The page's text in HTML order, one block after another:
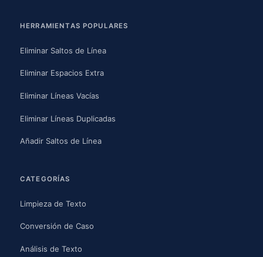
HERRAMIENTAS POPULARES
Eliminar Saltos de Línea
Eliminar Espacios Extra
Eliminar Líneas Vacías
Eliminar Líneas Duplicadas
Añadir Saltos de Línea
CATEGORÍAS
Limpieza de Texto
Conversión de Caso
Análisis de Texto